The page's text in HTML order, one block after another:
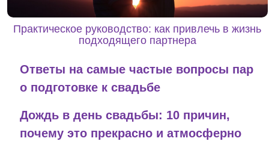
Практическое руководство: как привлечь в жизнь
подходящего партнера
Ответы на самые частые вопросы пар
о подготовке к свадьбе
Дождь в день свадьбы: 10 причин,
почему это прекрасно и атмосферно